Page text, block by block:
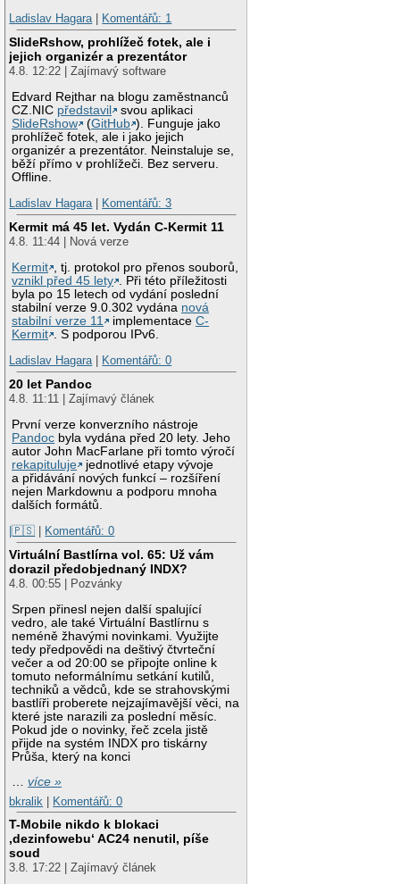
Ladislav Hagara| Komentářů: 1
SlideRshow, prohlížeč fotek, ale i
jejich organizér a prezentátor
4.8. 12:22 | Zajímavý software
Edvard Rejthar na blogu zaměstnanců
CZ.NIC představil
svou aplikaci
SlideRshow
(GitHub ). Funguje jako
prohlížeč fotek, ale i jako jejich
organizér a prezentátor. Neinstaluje se,
běží přímo v prohlížeči. Bez serveru.
Offline.
Ladislav Hagara| Komentářů: 3
Kermit má 45 let. Vydán C-Kermit 11
4.8. 11:44 | Nová verze
Kermit
, tj. protokol pro přenos souborů,
vznikl před 45 lety
. Při této příležitosti
byla po 15 letech od vydání poslední
stabilní verze 9.0.302 vydána nová
stabilní verze 11
implementaceC-
Kermit
. S podporou IPv6.
Ladislav Hagara| Komentářů: 0
20 let Pandoc
4.8. 11:11 | Zajímavý článek
První verze konverzního nástroje
Pandoc byla vydána před 20 lety. Jeho
autor John MacFarlane při tomto výročí
rekapituluje
jednotlivé etapy vývoje
a přidávání nových funkcí – rozšíření
nejen Markdownu a podporu mnoha
dalších formátů.
|🇵🇸
Komentářů: 0
Virtuální Bastlírna vol. 65: Už vám
dorazil předobjednaný INDX?
4.8. 00:55 | Pozvánky
Srpen přinesl nejen další spalující
vedro, ale také Virtuální Bastlírnu s
neméně žhavými novinkami. Využijte
tedy předpovědi na deštivý čtvrteční
večer a od 20:00 se připojte online k
tomuto neformálnímu setkání kutilů,
techniků a vědců, kde se strahovskými
bastlíři proberete nejzajímavější věci, na
které jste narazili za poslední měsíc.
Pokud jde o novinky, řeč zcela jistě
přijde na systém INDX pro tiskárny
Průša, který na konci
…více »
bkralik | Komentářů: 0
T-Mobile nikdo k blokaci
‚dezinfowebu‘ AC24 nenutil, píše
soud
3.8. 17:22 | Zajímavý článek